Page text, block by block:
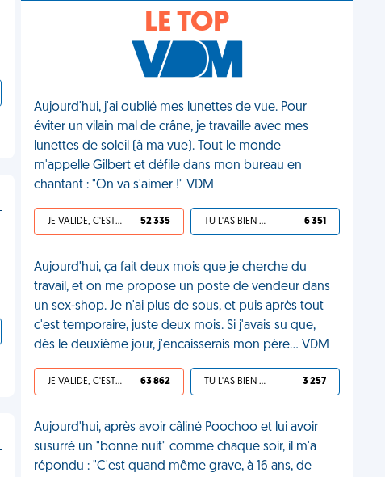
LE TOP
Aujourd'hui, j'ai oublié mes lunettes de vue. Pour
éviter un vilain mal de crâne, je travaille avec mes
lunettes de soleil (à ma vue). Tout le monde
m'appelle Gilbert et défile dans mon bureau en
chantant : "On va s'aimer !" VDM
JE VALIDE, C'EST UNE VDM 52 335 TU L'AS BIEN MÉRITÉ 6 351
Aujourd'hui, ça fait deux mois que je cherche du
travail, et on me propose un poste de vendeur dans
un sex-shop. Je n'ai plus de sous, et puis après tout
c'est temporaire, juste deux mois. Si j'avais su que,
dès le deuxième jour, j'encaisserais mon père... VDM
JE VALIDE, C'EST UNE VDM 63 862 TU L'AS BIEN MÉRITÉ 3 257
Aujourd'hui, après avoir câliné Poochoo et lui avoir
susurré un "bonne nuit" comme chaque soir, il m'a
répondu : "C'est quand même grave, à 16 ans, de